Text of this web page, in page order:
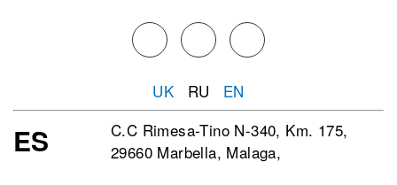
UK RU EN
ES
C.C Rimesa-Tino N-340, Km. 175,
29660 Marbella, Malaga,